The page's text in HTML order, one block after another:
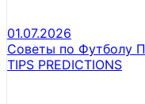
01.07.2026
Советы по Футболу
TIPS PREDICTIONS